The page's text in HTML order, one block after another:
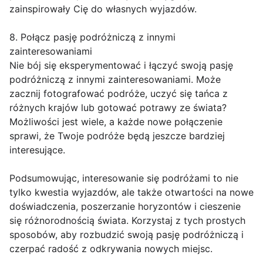
zainspirowały Cię do własnych wyjazdów.
8. Połącz pasję podróżniczą z innymi
zainteresowaniami
Nie bój się eksperymentować i łączyć swoją pasję
podróżniczą z innymi zainteresowaniami. Może
zacznij fotografować podróże, uczyć się tańca z
różnych krajów lub gotować potrawy ze świata?
Możliwości jest wiele, a każde nowe połączenie
sprawi, że Twoje podróże będą jeszcze bardziej
interesujące.
Podsumowując, interesowanie się podróżami to nie
tylko kwestia wyjazdów, ale także otwartości na nowe
doświadczenia, poszerzanie horyzontów i cieszenie
się różnorodnością świata. Korzystaj z tych prostych
sposobów, aby rozbudzić swoją pasję podróżniczą i
czerpać radość z odkrywania nowych miejsc.